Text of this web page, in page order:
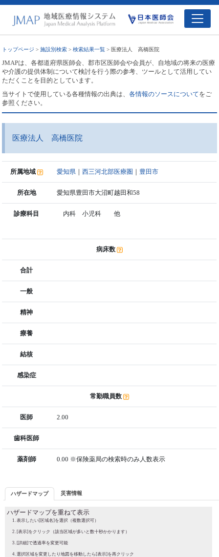
トップページ >施設別検索 >検索結果一覧 > 医療法人 高橋医院
JMAPは、各都道府県医師会、郡市区医師会や会員が、自地域の将来の医療
や介護の提供体制について検討を行う際の参考、ツールとして活用してい
ただくことを目的としています。
当サイトで使用している各種情報の出典は、各情報のソースについてをご
参照ください。
医療法人 高橋医院
所属地域 愛知県 ｜西三河北部医療圏 ｜ 豊田市
所在地 愛知県豊田市大沼町越田和58
診療科目 内科 小児科 他
病床数
合計
一般
精神
療養
結核
感染症
常勤職員数
医師 2.00
歯科医師
薬剤師 0.00 ※保険薬局の検索時のみ人数表示
ハザードマップ 災害情報
ハザードマップを重ねて表示
表示したい[区域名]を選択（複数選択可）
[表示]をクリック（該当区域が多いと数十秒かかります）
[詳細]で透過率を変更可能
選択区域を変更したり地図を移動したら[表示]を再クリック